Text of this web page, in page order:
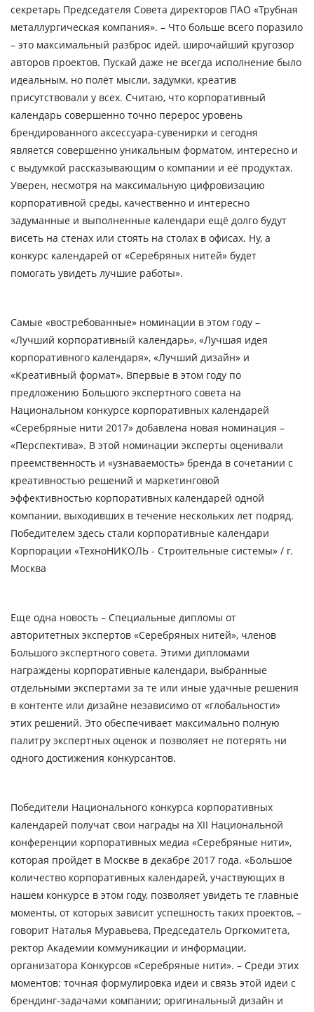
секретарь Председателя Совета директоров ПАО «Трубная
металлургическая компания». – Что больше всего поразило
– это максимальный разброс идей, широчайший кругозор
авторов проектов. Пускай даже не всегда исполнение было
идеальным, но полёт мысли, задумки, креатив
присутствовали у всех. Считаю, что корпоративный
календарь совершенно точно перерос уровень
брендированного аксессуара-сувенирки и сегодня
является совершенно уникальным форматом, интересно и
с выдумкой рассказывающим о компании и её продуктах.
Уверен, несмотря на максимальную цифровизацию
корпоративной среды, качественно и интересно
задуманные и выполненные календари ещё долго будут
висеть на стенах или стоять на столах в офисах. Ну, а
конкурс календарей от «Серебряных нитей» будет
помогать увидеть лучшие работы».
Самые «востребованные» номинации в этом году –
«Лучший корпоративный календарь», «Лучшая идея
корпоративного календаря», «Лучший дизайн» и
«Креативный формат». Впервые в этом году по
предложению Большого экспертного совета на
Национальном конкурсе корпоративных календарей
«Серебряные нити 2017» добавлена новая номинация –
«Перспектива». В этой номинации эксперты оценивали
преемственность и «узнаваемость» бренда в сочетании с
креативностью решений и маркетинговой
эффективностью корпоративных календарей одной
компании, выходивших в течение нескольких лет подряд.
Победителем здесь стали корпоративные календари
Корпорации «ТехноНИКОЛЬ - Строительные системы» / г.
Москва
Еще одна новость – Специальные дипломы от
авторитетных экспертов «Серебряных нитей», членов
Большого экспертного совета. Этими дипломами
награждены корпоративные календари, выбранные
отдельными экспертами за те или иные удачные решения
в контенте или дизайне независимо от «глобальности»
этих решений. Это обеспечивает максимально полную
палитру экспертных оценок и позволяет не потерять ни
одного достижения конкурсантов.
Победители Национального конкурса корпоративных
календарей получат свои награды на XII Национальной
конференции корпоративных медиа «Серебряные нити»,
которая пройдет в Москве в декабре 2017 года. «Большое
количество корпоративных календарей, участвующих в
нашем конкурсе в этом году, позволяет увидеть те главные
моменты, от которых зависит успешность таких проектов, –
говорит Наталья Муравьева, Председатель Оргкомитета,
ректор Академии коммуникации и информации,
организатора Конкурсов «Серебряные нити». – Среди этих
моментов: точная формулировка идеи и связь этой идеи с
брендинг-задачами компании; оригинальный дизайн и